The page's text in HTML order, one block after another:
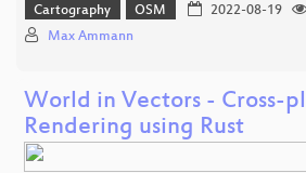
Cartography OSM 2022-08-19
Max Ammann
World in Vectors - Cross-
Rendering using Rust